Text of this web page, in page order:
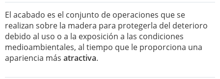
El acabado es el conjunto de operaciones que se
realizan sobre la madera para protegerla del deterioro
debido al uso o a la exposición a las condiciones
medioambientales, al tiempo que le proporciona una
apariencia más atractiva.